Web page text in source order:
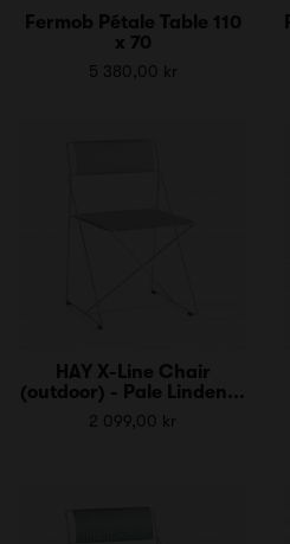
Fermob Pétale Table 110
x 70
5 380,00 kr
HAY X-Line Chair
(outdoor) - Pale Linden...
2 099,00 kr